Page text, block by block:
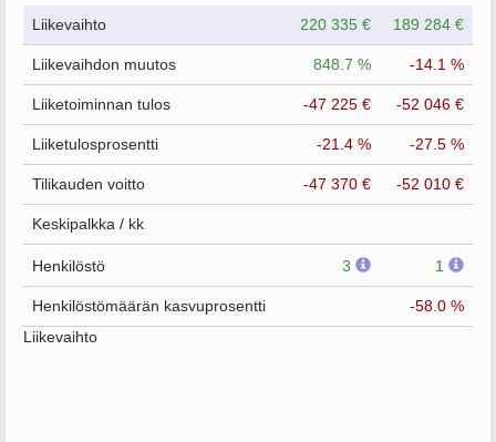
Liikevaihto 220 335 € 189 284 €
Liikevaihdon muutos 848.7 % -14.1 %
Liiketoiminnan tulos -47 225 € -52 046 €
Liiketulosprosentti -21.4 % -27.5 %
Tilikauden voitto -47 370 € -52 010 €
Keskipalkka / kk
Henkilöstö 3 1
Henkilöstömäärän kasvuprosentti
-58.0 %
Liikevaihto